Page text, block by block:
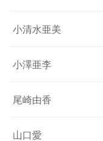
小清水亜美
小澤亜李
尾崎由香
山口愛